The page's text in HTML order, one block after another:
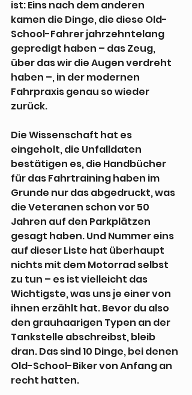
ist: Eins nach dem anderen
kamen die Dinge, die diese Old-
School-Fahrer jahrzehntelang
gepredigt haben – das Zeug,
über das wir die Augen verdreht
haben –, in der modernen
Fahrpraxis genau so wieder
zurück.
Die Wissenschaft hat es
eingeholt, die Unfalldaten
bestätigen es, die Handbücher
für das Fahrtraining haben im
Grunde nur das abgedruckt, was
die Veteranen schon vor 50
Jahren auf den Parkplätzen
gesagt haben. Und Nummer eins
auf dieser Liste hat überhaupt
nichts mit dem Motorrad selbst
zu tun – es ist vielleicht das
Wichtigste, was uns je einer von
ihnen erzählt hat. Bevor du also
den grauhaarigen Typen an der
Tankstelle abschreibst, bleib
dran. Das sind 10 Dinge, bei denen
Old-School-Biker von Anfang an
recht hatten.